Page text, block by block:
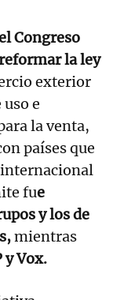
Congreso
la ley
exterior
e
la venta,
países que
fue
y los de
mientras
y Vox.